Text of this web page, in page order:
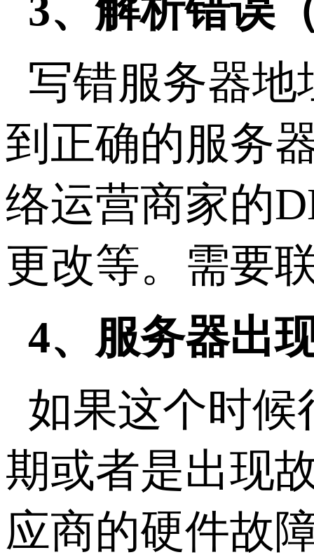
3、解析错误
写错服务器
到正确的服务
络运营商家的
更改等。需要
4、服务器出
如果这个时候
期或者是出现
应商的硬件故